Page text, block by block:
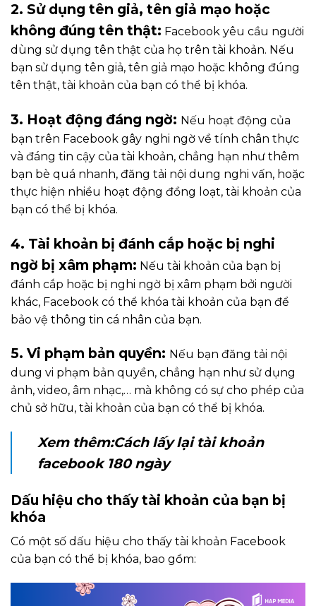
2. Sử dụng tên giả, tên giả mạo hoặc
không đúng tên thật: Facebook yêu cầu người
dùng sử dụng tên thật của họ trên tài khoản. Nếu
bạn sử dụng tên giả, tên giả mạo hoặc không đúng
tên thật, tài khoản của bạn có thể bị khóa.
3. Hoạt động đáng ngờ: Nếu hoạt động của
bạn trên Facebook gây nghi ngờ về tính chân thực
và đáng tin cậy của tài khoản, chẳng hạn như thêm
bạn bè quá nhanh, đăng tải nội dung nghi vấn, hoặc
thực hiện nhiều hoạt động đồng loạt, tài khoản của
bạn có thể bị khóa.
4. Tài khoản bị đánh cắp hoặc bị nghi
ngờ bị xâm phạm: Nếu tài khoản của bạn bị
đánh cắp hoặc bị nghi ngờ bị xâm phạm bởi người
khác, Facebook có thể khóa tài khoản của bạn để
bảo vệ thông tin cá nhân của bạn.
5. Vi phạm bản quyền: Nếu bạn đăng tải nội
dung vi phạm bản quyền, chẳng hạn như sử dụng
ảnh, video, âm nhạc,… mà không có sự cho phép của
chủ sở hữu, tài khoản của bạn có thể bị khóa.
Xem thêm:Cách lấy lại tài khoản
facebook 180 ngày
Dấu hiệu cho thấy tài khoản của bạn bị
khóa
Có một số dấu hiệu cho thấy tài khoản Facebook
của bạn có thể bị khóa, bao gồm: